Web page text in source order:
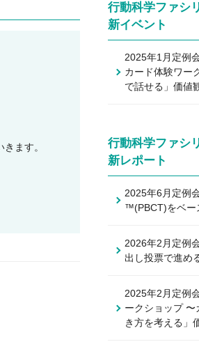
ます。
行動科学ファシ
新イベント
2025年1月定例
カード体験ワー
で話せる」価値
行動科学ファシ
新レポート
2025年6月定例
™️(PBCT)をベー
2026年2月定例
出し投票で進め
2025年2月定例
ークショップ
き方を考える」